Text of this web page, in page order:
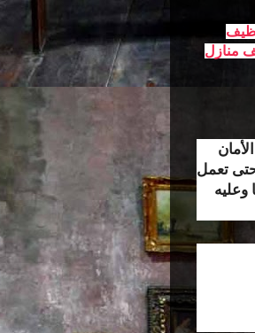
منازل
حتى تعمل